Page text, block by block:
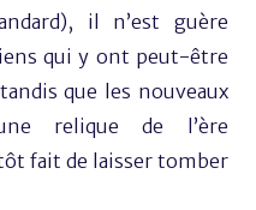
il n’est guère
qui y ont peut-être
que les nouveaux
relique de l’ère
fait de laisser tomber